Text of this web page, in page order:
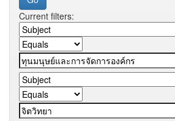
Current filters: